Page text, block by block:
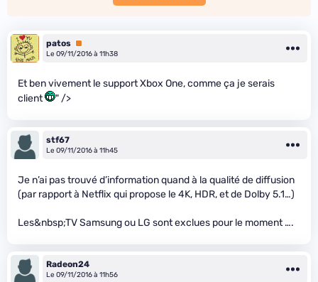
patos Premium
Le 09/11/2016 à 11h38
Et ben vivement le support Xbox One, comme ça je serais
client
" />
stf67
Le 09/11/2016 à 11h45
Je n’ai pas trouvé d’information quand à la qualité de diffusion
(par rapport à Netflix qui propose le 4K, HDR, et de Dolby 5.1…)
Les&nbsp;TV Samsung ou LG sont exclues pour le moment ….
Radeon24
Le 09/11/2016 à 11h56